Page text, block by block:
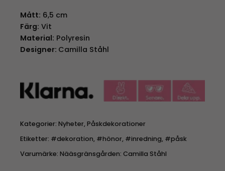
Mått: 6,5 cm
Färg: Vit
Material: Polyresin
Designer: Camilla Ståhl
Kategorier: Nyheter,Påskdekorationer
Etiketter: #dekoration, #hönor, #inredning, #påsk
Varumärke: Nääsgränsgården: Camilla Ståhl